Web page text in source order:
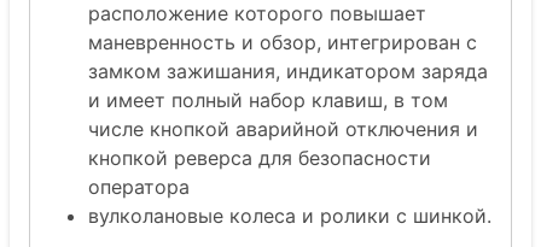
расположение которого повышает
маневренность и обзор, интегрирован с
замком зажишания, индикатором заряда
и имеет полный набор клавиш, в том
числе кнопкой аварийной отключения и
кнопкой реверса для безопасности
оператора
вулколановые колеса и ролики с шинкой.